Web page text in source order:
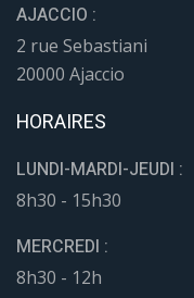
AJACCIO :
2 rue Sebastiani
20000 Ajaccio
HORAIRES
LUNDI-MARDI-JEUDI :
8h30 - 15h30
MERCREDI :
8h30 - 12h